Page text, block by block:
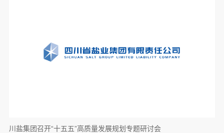
川盐集团召开“十五五”高质量发展规划专题研讨会